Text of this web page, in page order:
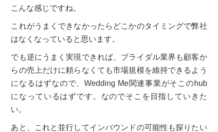
こんな感じですね。
これがうまくできなかったらどこかのタイミングで弊社
はなくなっていると思います。
でも逆にうまく実現できれば、ブライダル業界も顧客か
らの売上だけに頼らなくても市場規模を維持できるよう
になるはずなので、Wedding Me関連事業がそこのhub
になっているはずです。なのでそこを目指していきた
い。
あと、これと並行してインバウンドの可能性も探りたい